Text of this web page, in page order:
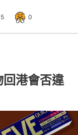
5 0
港會否違